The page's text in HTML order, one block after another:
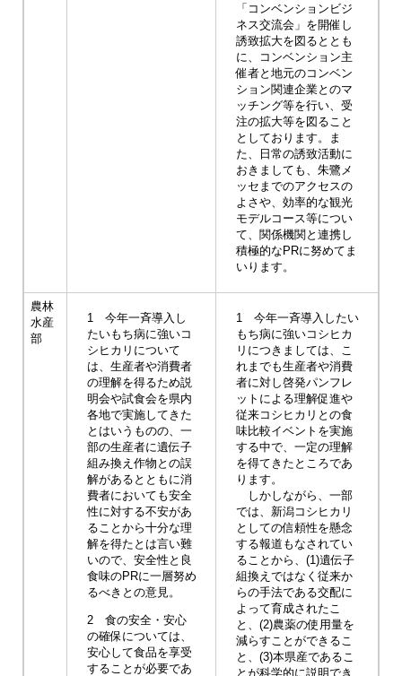
「コンベンションビジ
ネス交流会」を開催し
誘致拡大を図るととも
に、コンベンション主
催者と地元のコンベン
ション関連企業とのマ
ッチング等を行い、受
注の拡大等を図ること
としております。ま
た、日常の誘致活動に
おきましても、朱鷺メ
ッセまでのアクセスの
よさや、効率的な観光
モデルコース等につい
て、関係機関と連携し
積極的なPRに努めてま
いります。
農林
水産
部
1 今年一斉導入し
たいもち病に強いコ
シヒカリについて
は、生産者や消費者
の理解を得るため説
明会や試食会を県内
各地で実施してきた
とはいうものの、一
部の生産者に遺伝子
組み換え作物との誤
解があるとともに消
費者においても安全
性に対する不安があ
ることから十分な理
解を得たとは言い難
いので、安全性と良
食味のPRに一層努め
るべきとの意見。
2 食の安全・安心
の確保については、
安心して食品を享受
することが必要であ
1 今年一斉導入したい
もち病に強いコシヒカ
リにつきましては、こ
れまでも生産者や消費
者に対し啓発パンフレ
ットによる理解促進や
従来コシヒカリとの食
味比較イベントを実施
する中で、一定の理解
を得てきたところであ
ります。
しかしながら、一部
では、新潟コシヒカリ
としての信頼性を懸念
する報道もなされてい
ることから、(1)遺伝子
組換えではなく従来か
らの手法である交配に
よって育成されたこ
と、(2)農薬の使用量を
減らすことができるこ
と、(3)本県産であるこ
とが科学的に説明でき